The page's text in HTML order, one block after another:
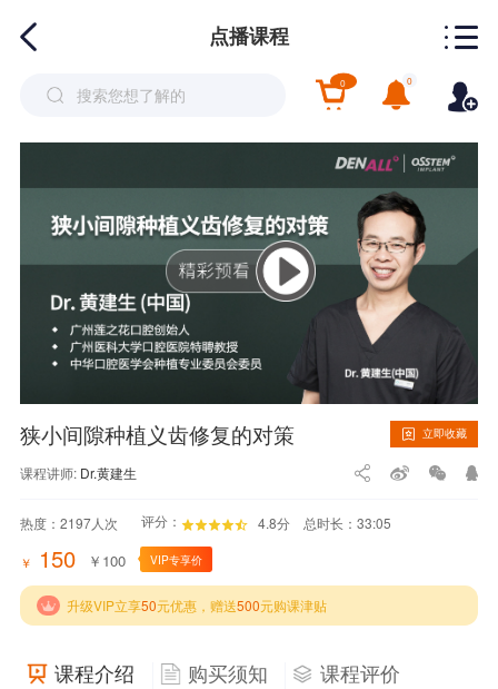
点播课程
0 0
狭小间隙种植义齿修复的对策 立即收藏
课程讲师: Dr.黄建生
热度： 2197人次 评分： 4.8分 总时长：33:05
￥ 150 ￥ 100 VIP专享价
升级VIP立享50元优惠，赠送500元购课津贴
课程介绍 购买须知 课程评价